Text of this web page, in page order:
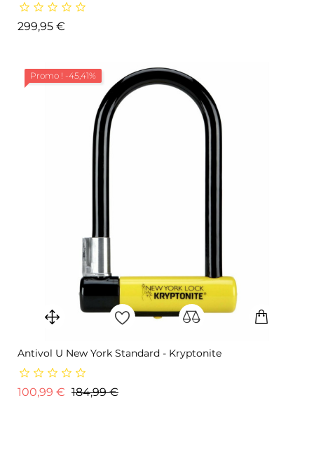
299,95 €
Promo ! -45,41%
Antivol U New York Standard - Kryptonite
100,99 € Prix de base
184,99 €Prix